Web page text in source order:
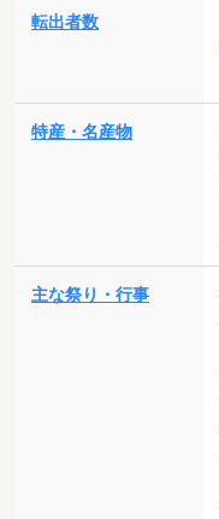
転出者数
特産・名産物
主な祭り・行事